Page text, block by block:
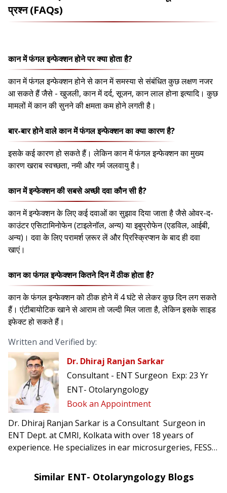
प्रश्न (FAQs)
कान में फंगल इन्फेक्शन होने पर क्या होता है?
कान में फंगल इन्फेक्शन होने से कान में समस्या से संबंधित कुछ लक्षण नजर
आ सकते हैं जैसे - खुजली, कान में दर्द, सूजन, कान लाल होना इत्यादि। कुछ
मामलों में कान की सुनने की क्षमता कम होने लगती है।
बार-बार होने वाले कान में फंगल इन्फेक्शन का क्या कारण है?
इसके कई कारण हो सकते हैं। लेकिन कान में फंगल इन्फेक्शन का मुख्य
कारण खराब स्वच्छता, नमी और गर्म जलवायु है।
कान में इन्फेक्शन की सबसे अच्छी दवा कौन सी है?
कान में इन्फेक्शन के लिए कई दवाओं का सुझाव दिया जाता है जैसे ओवर-द-
काउंटर एसिटामिनोफेन (टाइलेनॉल, अन्य) या इबुप्रोफेन (एडविल, आईबी,
अन्य)। दवा के लिए परामर्श ज़रूर लें और प्रिस्क्रिप्शन के बाद ही दवा
खाएं।
कान का फंगल इन्फेक्शन कितने दिन में ठीक होता है?
कान के फंगल इन्फेक्शन को ठीक होने में 4 घंटे से लेकर कुछ दिन लग सकते
हैं। एंटीबायोटिक खाने से आराम तो जल्दी मिल जाता है, लेकिन इसके साइड
इफेक्ट हो सकते हैं।
Written and Verified by:
Dr. Dhiraj Ranjan Sarkar
Consultant - ENT Surgeon Exp: 23 Yr
ENT- Otolaryngology
Book an Appointment
Dr. Dhiraj Ranjan Sarkar is a Consultant Surgeon in
ENT Dept. at CMRI, Kolkata with over 18 years of
experience. He specializes in ear microsurgeries, FESS
tonsillectomy, thyroid & parotid surgeries.
Similar ENT- Otolaryngology Blogs